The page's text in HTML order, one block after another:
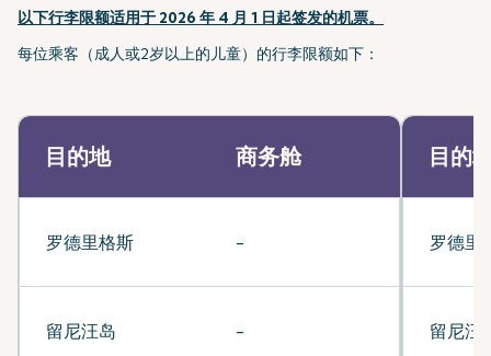
以下行李限额适用于 2026 年 4 月 1 日起签发的机票。
每位乘客（成人或2岁以上的儿童）的行李限额如下：
目的地 商务舱
罗德里格斯 -
留尼汪岛 -
目的
罗德里
留尼汪